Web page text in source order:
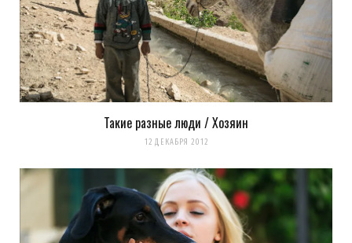
Такие разные люди / Хозяин
12 ДЕКАБРЯ 2012